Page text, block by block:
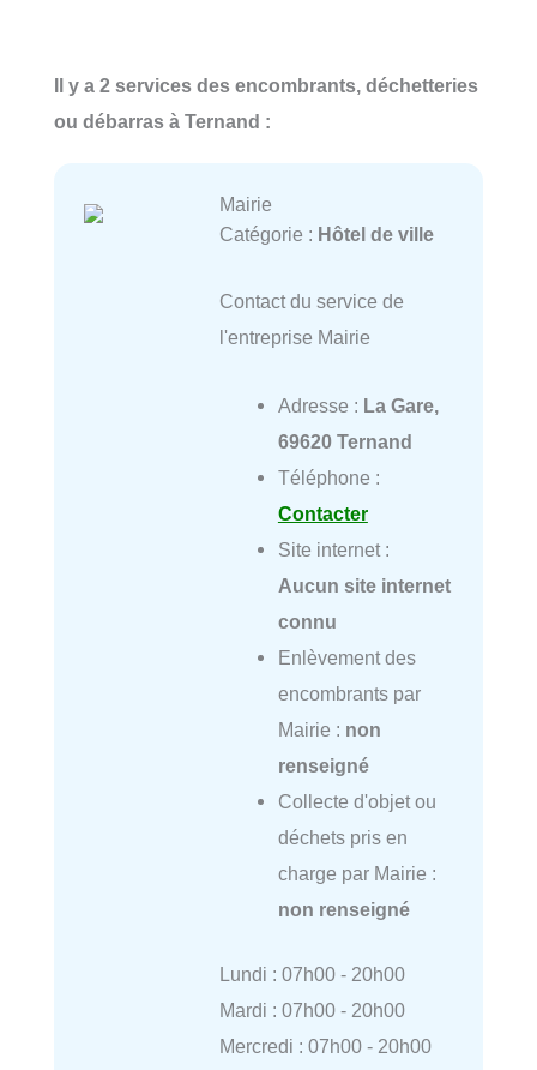
Il y a 2 services des encombrants, déchetteries
ou débarras à Ternand :
Mairie
Catégorie : Hôtel de ville
Contact du service de
l'entreprise Mairie
Adresse : La Gare,
69620 Ternand
Téléphone :
Contacter
Site internet :
Aucun site internet
connu
Enlèvement des
encombrants par
Mairie : non
renseigné
Collecte d'objet ou
déchets pris en
charge par Mairie :
non renseigné
Lundi : 07h00 - 20h00
Mardi : 07h00 - 20h00
Mercredi : 07h00 - 20h00